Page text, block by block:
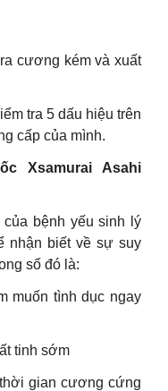
cương kém và xuất
tra 5 dấu hiệu trên
cấp của mình.
Xsamurai Asahi
bệnh yếu sinh lý
nhận biết về sự suy
số đó là:
muốn tình dục ngay
tinh sớm
gian cương cứng